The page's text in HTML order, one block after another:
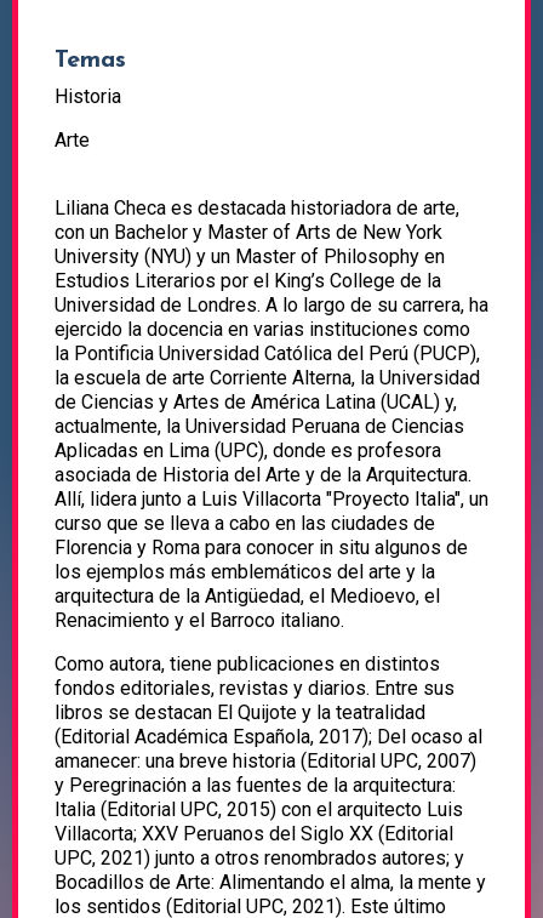
Temas
Historia
Arte
Liliana Checa es destacada historiadora de arte,
con un Bachelor y Master of Arts de New York
University (NYU) y un Master of Philosophy en
Estudios Literarios por el King’s College de la
Universidad de Londres. A lo largo de su carrera, ha
ejercido la docencia en varias instituciones como
la Pontificia Universidad Católica del Perú (PUCP),
la escuela de arte Corriente Alterna, la Universidad
de Ciencias y Artes de América Latina (UCAL) y,
actualmente, la Universidad Peruana de Ciencias
Aplicadas en Lima (UPC), donde es profesora
asociada de Historia del Arte y de la Arquitectura.
Allí, lidera junto a Luis Villacorta "Proyecto Italia", un
curso que se lleva a cabo en las ciudades de
Florencia y Roma para conocer in situ algunos de
los ejemplos más emblemáticos del arte y la
arquitectura de la Antigüedad, el Medioevo, el
Renacimiento y el Barroco italiano.
Como autora, tiene publicaciones en distintos
fondos editoriales, revistas y diarios. Entre sus
libros se destacan El Quijote y la teatralidad
(Editorial Académica Española, 2017); Del ocaso al
amanecer: una breve historia (Editorial UPC, 2007)
y Peregrinación a las fuentes de la arquitectura:
Italia (Editorial UPC, 2015) con el arquitecto Luis
Villacorta; XXV Peruanos del Siglo XX (Editorial
UPC, 2021) junto a otros renombrados autores; y
Bocadillos de Arte: Alimentando el alma, la mente y
los sentidos (Editorial UPC, 2021). Este último